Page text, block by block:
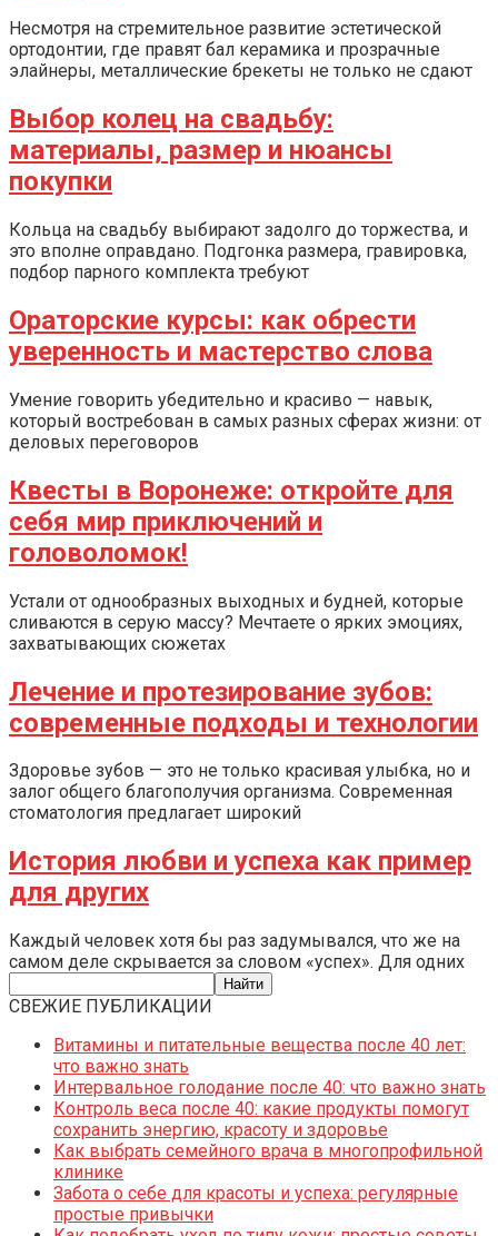
Несмотря на стремительное развитие эстетической
ортодонтии, где правят бал керамика и прозрачные
элайнеры, металлические брекеты не только не сдают
Выбор колец на свадьбу:
материалы, размер и нюансы
покупки
Кольца на свадьбу выбирают задолго до торжества, и
это вполне оправдано. Подгонка размера, гравировка,
подбор парного комплекта требуют
Ораторские курсы: как обрести
уверенность и мастерство слова
Умение говорить убедительно и красиво — навык,
который востребован в самых разных сферах жизни: от
деловых переговоров
Квесты в Воронеже: откройте для
себя мир приключений и
головоломок!
Устали от однообразных выходных и будней, которые
сливаются в серую массу? Мечтаете о ярких эмоциях,
захватывающих сюжетах
Лечение и протезирование зубов:
современные подходы и технологии
Здоровье зубов — это не только красивая улыбка, но и
залог общего благополучия организма. Современная
стоматология предлагает широкий
История любви и успеха как пример
для других
Каждый человек хотя бы раз задумывался, что же на
самом деле скрывается за словом «успех». Для одних
СВЕЖИЕ ПУБЛИКАЦИИ
Витамины и питательные вещества после 40 лет:
что важно знать
Интервальное голодание после 40: что важно знать
Контроль веса после 40: какие продукты помогут
сохранить энергию, красоту и здоровье
Как выбрать семейного врача в многопрофильной
клинике
Забота о себе для красоты и успеха: регулярные
простые привычки